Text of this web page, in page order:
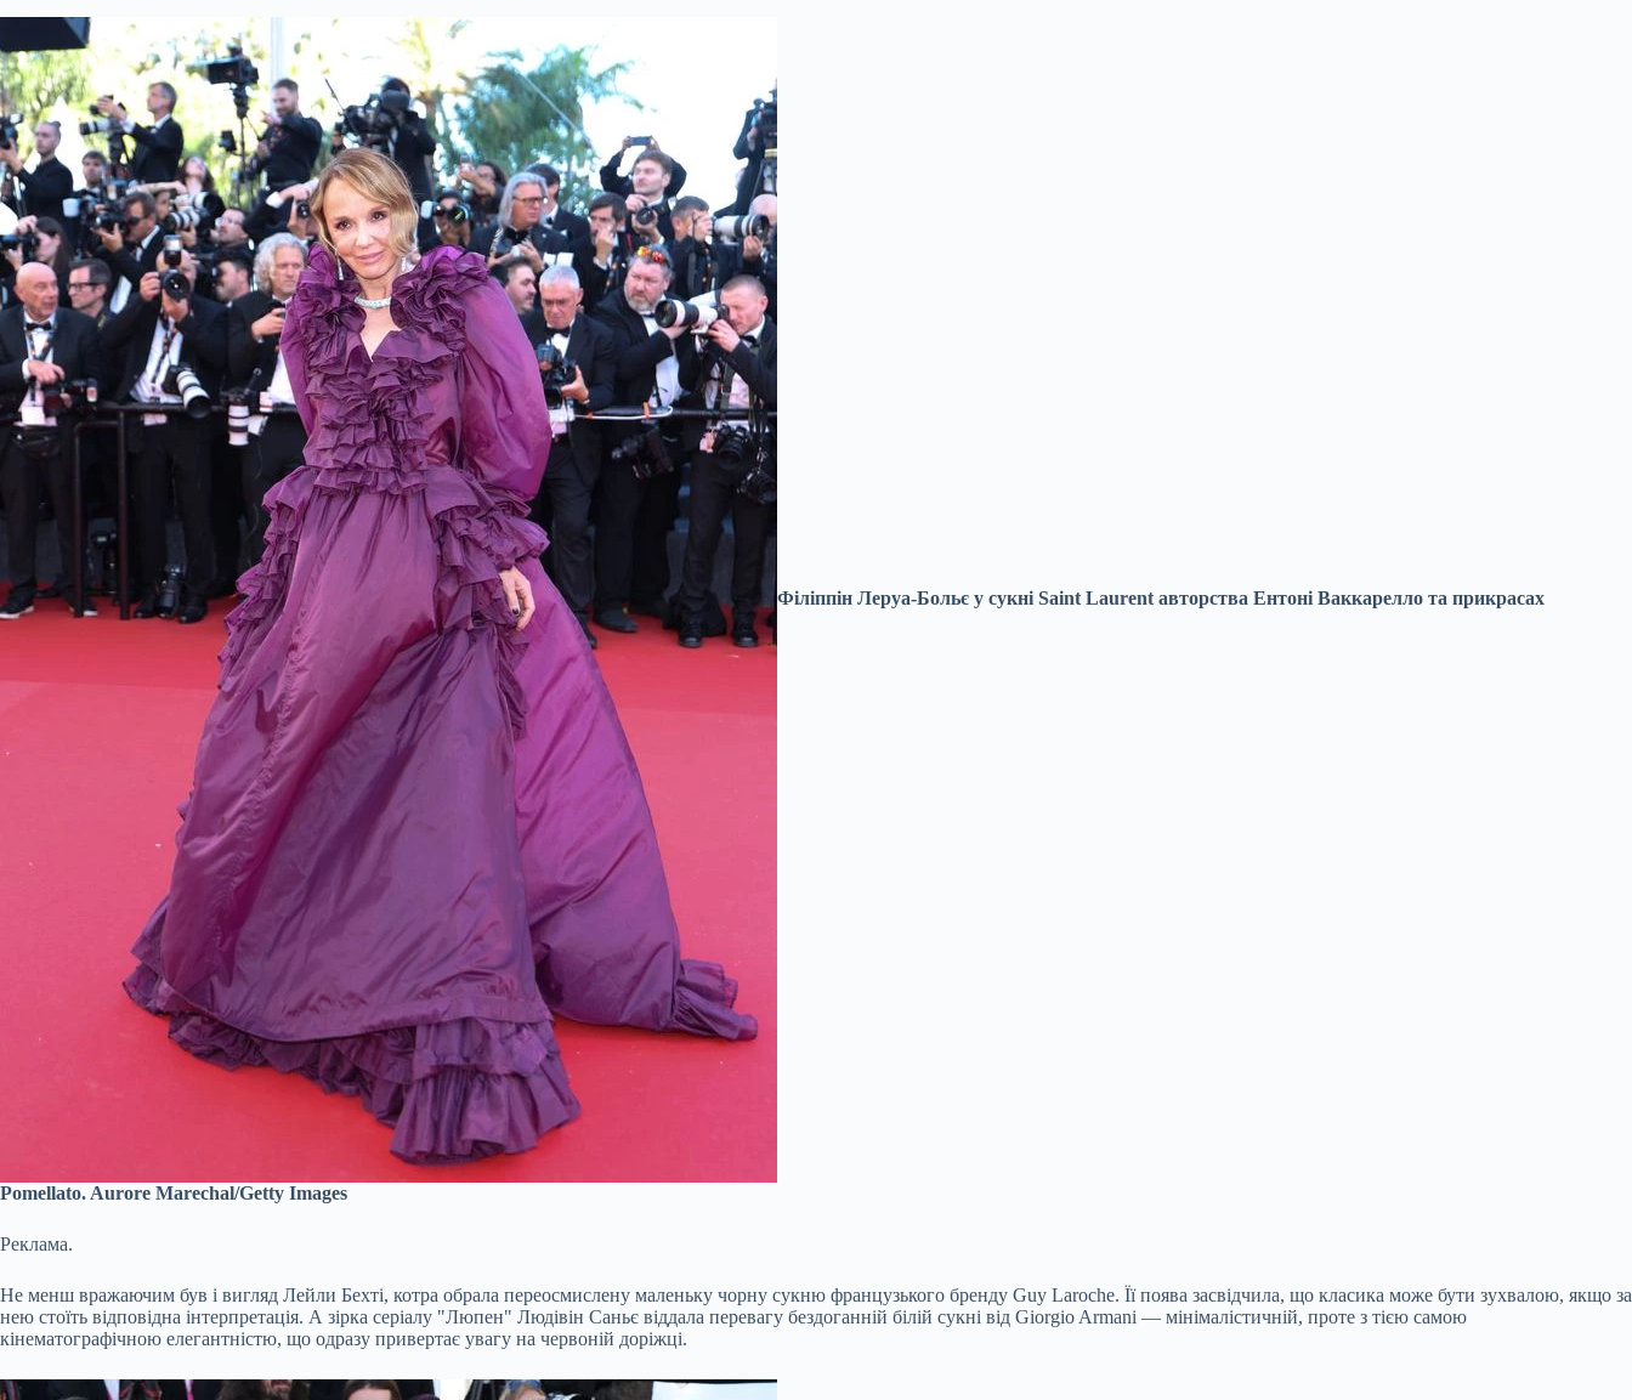
Філіппін Леруа-Больє у сукні Saint Laurent авторства Ентоні Ваккарелло та прикрасах
Pomellato. Aurore Marechal/Getty Images
Реклама.
Не менш вражаючим був і вигляд Лейли Бехті, котра обрала переосмислену маленьку чорну сукню французького бренду Guy Laroche. Її поява засвідчила, що класика може бути зухвалою, якщо за
нею стоїть відповідна інтерпретація. А зірка серіалу "Люпен" Людівін Саньє віддала перевагу бездоганній білій сукні від Giorgio Armani — мінімалістичній, проте з тією самою
кінематографічною елегантністю, що одразу привертає увагу на червоній доріжці.